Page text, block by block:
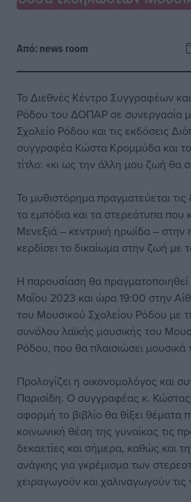
Από: news room
Το Διεθνές Κέντρο Συγγραφέων
Ρόδου του ΔΟΠΑΡ σε συνεργασία
Σχολείο Ρόδου και τις εκδόσεις
συγγραφέα Κώστα Κρομμύδα και το
τίτλο: «κι ως την άλλη μου ζωή θα
Το μυθιστόρημα πραγματεύεται
τα εμπόδια και τα στερεότυπα που
Μενεξιά – κεντρική ηρωίδα – στην
κερδίσει το δικαίωμα στην ζωή με
Η παρουσίαση θα
Μαΐου 2023 και ώρα 19:00 στην
του Μουσικού Σχολείου Ρόδου με
συνόλου λαϊκής μουσικής του
Ρόδου, που θα πλαισιώσει
Προλογίζει η οικονομολόγος και
Παρισίδη. Ο συγγραφέας κ.
αφορμή το βιβλίο θα θίξει θέματα
κοινωνική θέση της γυναίκας τις
δεκαετίες και σήμερα, καθώς και
ανάγκης για γκρέμισμα των
χειραγωγούν και χαλιναγωγούν τις